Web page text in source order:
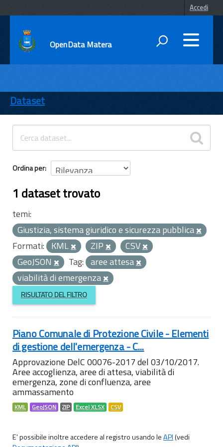
Accedi
OpenData Matera
ENTI
TEMI
INFORMAZIONI
Dataset
Ordina per
1 dataset trovato
temi:
Giustizia, sistema giuridico e sicurezza pubblica
Formati: KML ZIP
CSV
GeoJSON
Tag: aree attesa
viabilità di emergenza
RISULTATO DEL FILTRO
Piano Comunale di Protezione Civile - Elementi
di gestione dell'emergenza - C...
Approvazione DelC 00076-2017 del 03/10/2017.
Aree accoglienza, aree di attesa, viabilità di
emergenza, zone di confluenza, aree
ammassamento
KML GeoJSON ZIP Excel XLSX CSV
E' possibile inoltre accedere al registro usando leAPI(vedi